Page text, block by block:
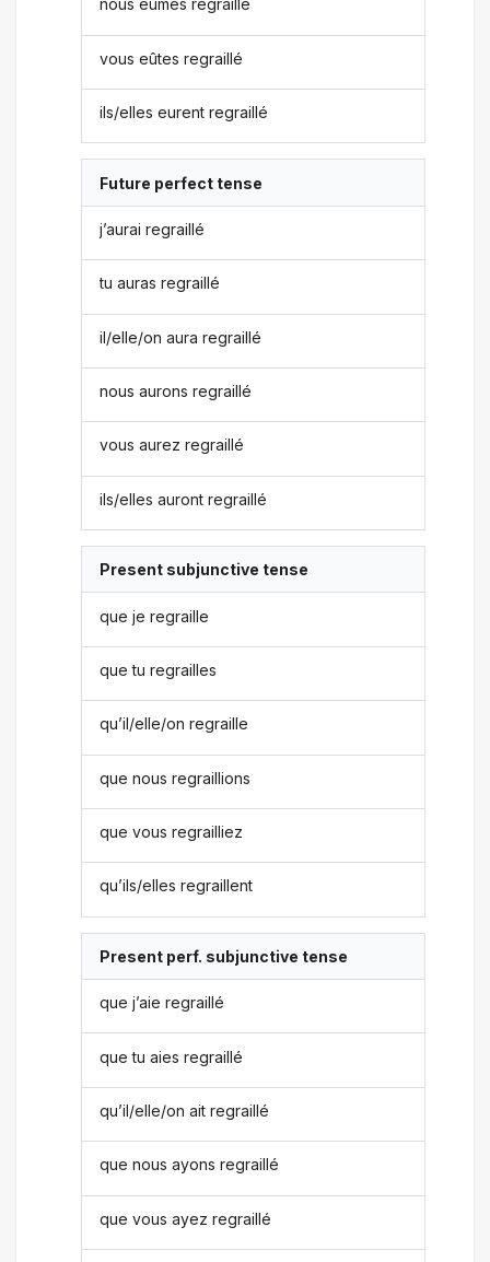
nous eûmes regraillé
vous eûtes regraillé
ils/elles eurent regraillé
Future perfect tense
j’aurai regraillé
tu auras regraillé
il/elle/on aura regraillé
nous aurons regraillé
vous aurez regraillé
ils/elles auront regraillé
Present subjunctive tense
que je regraille
que tu regrailles
qu’il/elle/on regraille
que nous regraillions
que vous regrailliez
qu’ils/elles regraillent
Present perf. subjunctive tense
que j’aie regraillé
que tu aies regraillé
qu’il/elle/on ait regraillé
que nous ayons regraillé
que vous ayez regraillé